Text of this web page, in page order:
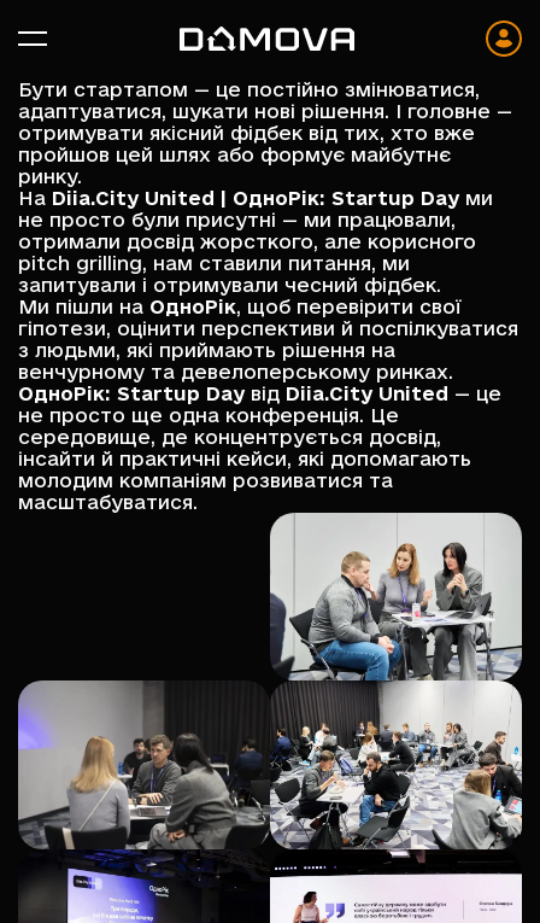
Бути стартапом — це постійно змінюватися,
адаптуватися, шукати нові рішення. І головне —
отримувати якісний фідбек від тих, хто вже
пройшов цей шлях або формує майбутнє
ринку.
На Diia.City United | ОдноРік: Startup Dayми
не просто були присутні — ми працювали,
отримали досвід жорсткого, але корисного
pitch grilling, нам ставили питання, ми
запитували і отримували чесний фідбек.
Ми пішли на ОдноРік, щоб перевірити свої
гіпотези, оцінити перспективи й поспілкуватися
з людьми, які приймають рішення на
венчурному та девелоперському ринках.
ОдноРік: Startup Dayвід Diia.City United — це
не просто ще одна конференція. Це
середовище, де концентрується досвід,
інсайти й практичні кейси, які допомагають
молодим компаніям розвиватися та
масштабуватися.